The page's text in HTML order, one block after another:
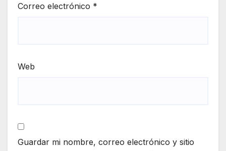
Correo electrónico *
Web
Guardar mi nombre, correo electrónico y sitio